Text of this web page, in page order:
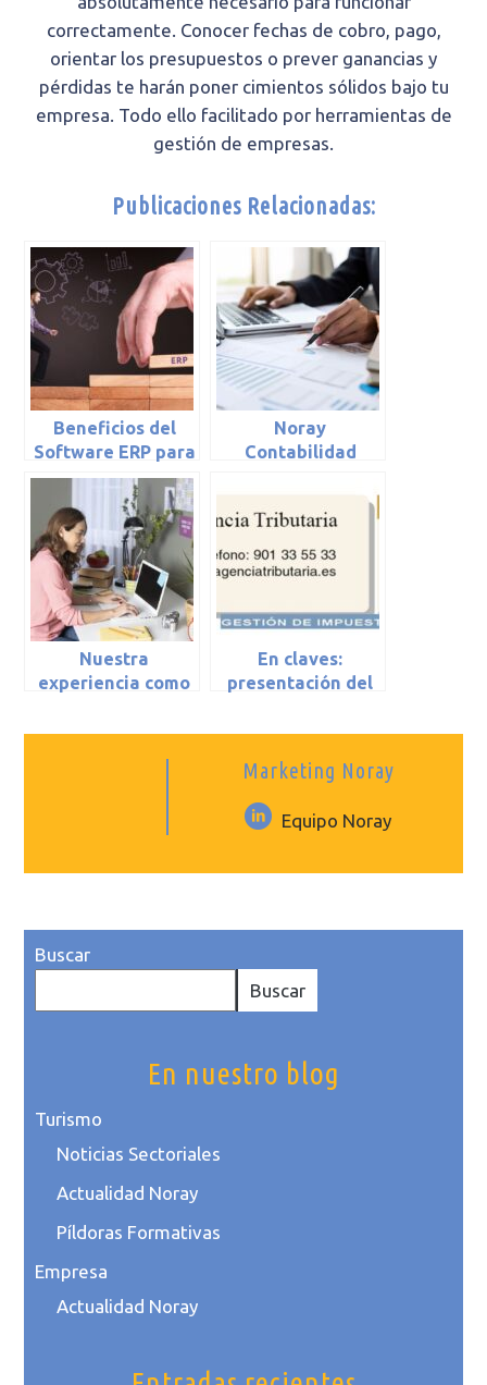
correctamente. Conocer fechas de cobro, pago,
orientar los presupuestos o prever ganancias y
pérdidas te harán poner cimientos sólidos bajo tu
empresa. Todo ello facilitado por herramientas de
gestión de empresas.
Publicaciones Relacionadas:
Beneficios del
Software ERP para
PYMES
Noray
Contabilidad
Nuestra
experiencia como
En claves:
presentación del
Marketing Noray
Equipo Noray
Buscar
Buscar
En nuestro blog
Turismo
Noticias Sectoriales
Actualidad Noray
Píldoras Formativas
Empresa
Actualidad Noray